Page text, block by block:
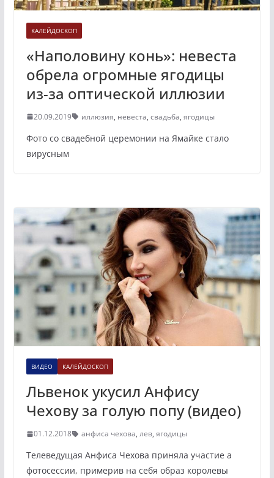
КАЛЕЙДОСКОП
«Наполовину конь»: невеста
обрела огромные ягодицы
из-за оптической иллюзии
20.09.2019 иллюзия, невеста, свадьба, ягодицы
Фото со свадебной церемонии на Ямайке стало
вирусным
ВИДЕО КАЛЕЙДОСКОП
Львенок укусил Анфису
Чехову за голую попу (видео)
01.12.2018 анфиса чехова, лев, ягодицы
Телеведущая Анфиса Чехова приняла участие a
фотосессии, примерив на себя образ королевы